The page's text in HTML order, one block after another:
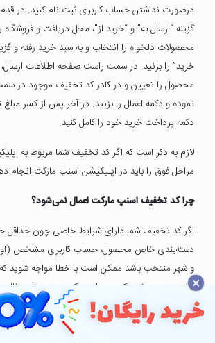
درصورت نداشتن حساب کاربری ثبت نام کنید. در قدم
گزینه “ارسال به” و “خرید از”، محل دریافت و
محصولات دلخواه را انتخاب و به سبد خرید رفته و
خرید” را بزنید. در سمت راست صفحه اطلاعات
محصول را تعیین و در کادر کد تخفیف موجود در
نموده و دکمه اعمال را بزنید. در آخر پس از کسر
دکمه پرداخت خرید خود را کامل کنید.
لازم به ذکر است که اگر کد تخفیف شما مربوط به
مراحل فوق را باید در اپلیکیشن اسنپ مارکت انجام
چرا کد تخفیف اسنپ مارکت اعمال نمی‌شود؟
اگر کد تخفیف شما دارای شرایط خاصی چون حداقل
دسته‌بندی خاص محصول، حساب کاربری مشخص
و شهر منتخب باشد ممکن است با خطا مواجه شوید
کافیست به صفحه کوپن مراجعه کرده و پس از مطالعه،
شرایط دوباره اقدام نمایید. همچنین اگر کد تخفیف
خرید باشد و شما خریدی از قبل ثبت کرده باشید،
×